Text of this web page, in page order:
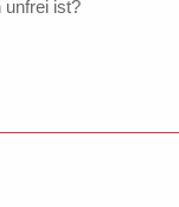
unfrei ist?